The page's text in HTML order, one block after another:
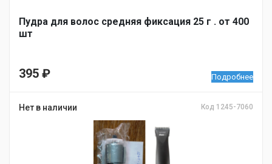
Пудра для волос средняя фиксация 25 г . от 400
шт
395 ₽ Подробнее
Нет в наличии Код 1245-7060